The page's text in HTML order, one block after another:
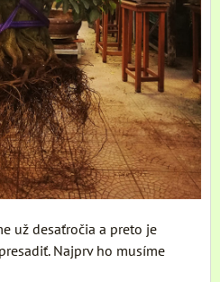
už desaťročia a preto je
Najprv ho musíme